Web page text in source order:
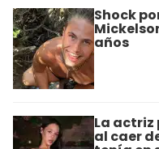
Shock
años
La actriz
al caer